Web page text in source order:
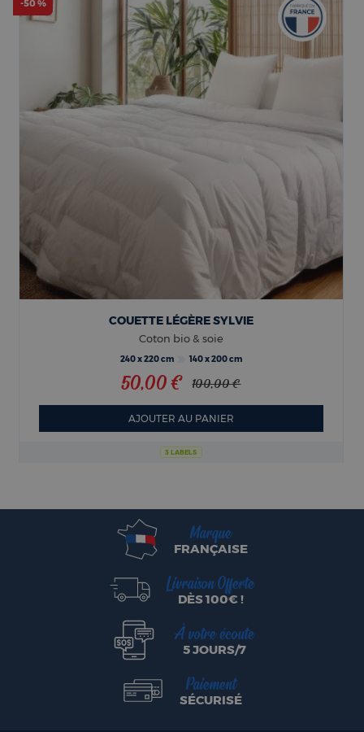
-50 %
3 LABELS
COUETTE LÉGÈRE SYLVIE
Coton bio & soie
240 x 220 cm 140 x 200 cm
50,00 € 100,00 €
AJOUTER AU PANIER
Marque
FRANÇAISE
Livraison Offerte
DÈS 100€ !
À votre écoute
5 JOURS/7
Paiement
SÉCURISÉ